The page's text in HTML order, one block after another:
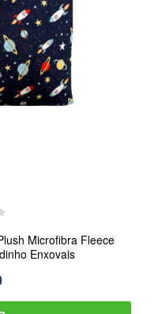
Microfibra Fleece
Enxovais